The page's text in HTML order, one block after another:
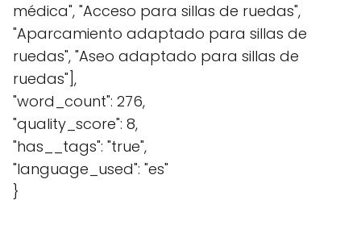
médica", "Acceso para sillas de ruedas",
"Aparcamiento adaptado para sillas de
ruedas", "Aseo adaptado para sillas de
ruedas"],
"word_count": 276,
"quality_score": 8,
"has__tags": "true",
"language_used": "es"
}